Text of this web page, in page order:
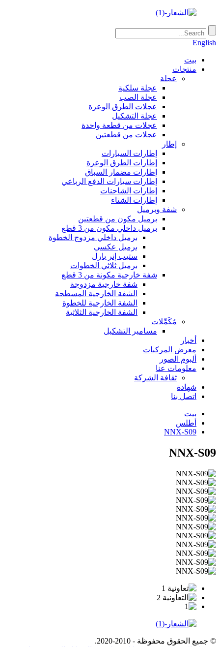
English
بيت
منتجات
عجلة
عجلة سلكية
عجلة الصب
عجلات الطرق الوعرة
عجلة التشكيل
عجلات من قطعة واحدة
عجلات من قطعتين
إطار
إطارات السيارات
إطارات الطرق الوعرة
إطارات مضمار السباق
إطارات سيارات الدفع الرباعي
إطارات الشاحنات
إطارات الشتاء
شفة وبرميل
برميل مكون من قطعتين
برميل داخلي مكون من 3 قطع
برميل داخلي مزدوج الخطوة
برميل عكسي
ستيب إنر بارل
برميل ثلاثي الخطوات
شفة خارجية مكونة من 3 قطع
شفة خارجية مزدوجة
الشفة الخارجية المسطحة
الشفة الخارجية للخطوة
الشفة الخارجية الثلاثية
مُكَمِّلات
مسامير التشكيل
أخبار
معرض المركبات
ألبوم الصور
معلومات عنا
ثقافة الشركة
شهادة
اتصل بنا
بيت
أطلس
NNX-S09
NNX-S09
© جميع الحقوق محفوظة - 2010-2020.